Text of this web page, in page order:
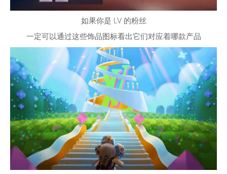
如果你是 LV 的粉丝
一定可以通过这些饰品图标看出它们对应着哪款产品